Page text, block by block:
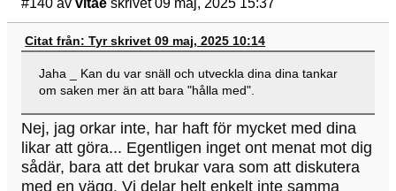
#140 av vitae skrivet 09 maj, 2025 15:37
Citat från: Tyr skrivet 09 maj, 2025 10:14
Jaha _ Kan du var snäll och utveckla dina dina tankar
om saken mer än att bara "hålla med".
Nej, jag orkar inte, har haft för mycket med dina
likar att göra... Egentligen inget ont menat mot dig
sådär, bara att det brukar vara som att diskutera
med en vägg. Vi delar helt enkelt inte samma